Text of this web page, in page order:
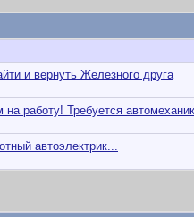
и вернуть Железного друга
на работу! Требуется
автоэлектрик...